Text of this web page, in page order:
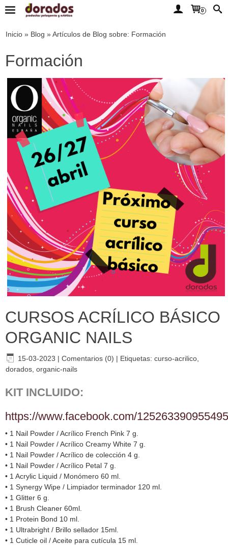
0
Inicio » Blog »Artículos de Blog sobre: Formación
Formación
CURSOS ACRÍLICO BÁSICO
ORGANIC NAILS
15-03-2023 | Comentarios (0) | Etiquetas: curso-acrilico
dorados organic-nails
KIT INCLUIDO:
https://www.facebook.com/
• 1 Nail Powder / Acrílico French Pink 7 g.
• 1 Nail Powder / Acrílico Creamy White 7 g.
• 1 Nail Powder / Acrílico de colección 4 g.
• 1 Nail Powder / Acrílico Petal 7 g.
• 1 Acrylic Liquid / Monómero 60 ml.
• 1 Synergy Wipe / Limpiador terminador 120 ml.
• 1 Glitter 6 g.
• 1 Brush Cleaner 60ml.
• 1 Protein Bond 10 ml.
• 1 Ultrabright / Brillo sellador 15ml.
• 1 Cuticle oil / Aceite para cutícula 15 ml.